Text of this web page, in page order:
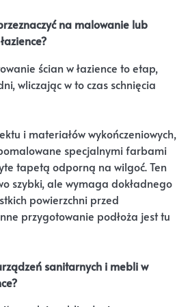
na malowanie lub
ścian w łazience to etap,
wliczając w to czas schnięcia
i materiałów wykończeniowych,
specjalnymi farbami
tapetą odporną na wilgoć. Ten
szybki, ale wymaga dokładnego
powierzchni przed
przygotowanie podłoża jest tu
sanitarnych i mebli w